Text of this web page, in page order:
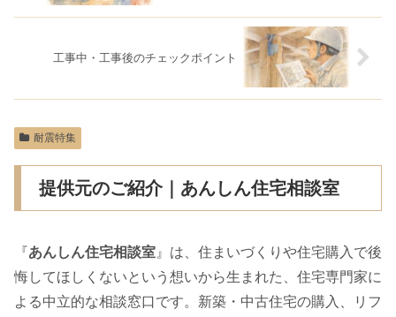
工事中・工事後のチェックポイント
耐震特集
提供元のご紹介｜あんしん住宅相談室
『あんしん住宅相談室 』は、住まいづくりや住宅購入で後
悔してほしくないという想いから生まれた、住宅専門家に
よる中立的な相談窓口です。新築・中古住宅の購入、リフ